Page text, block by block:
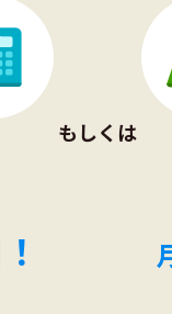
もしくは